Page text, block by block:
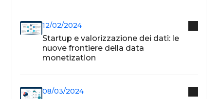
12/02/2024
Startup e valorizzazione dei dati: le
nuove frontiere della data
monetization
08/03/2024